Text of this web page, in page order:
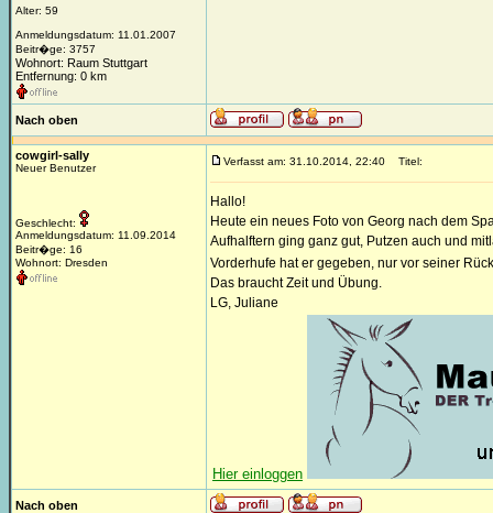
Alter: 59
Anmeldungsdatum: 11.01.2007
Beitr�ge: 3757
Wohnort: Raum Stuttgart
Entfernung: 0 km
Nach oben
cowgirl-sally
Neuer Benutzer
Geschlecht:
Anmeldungsdatum: 11.09.2014
Beitr�ge: 16
Wohnort: Dresden
Verfasst am: 31.10.2014, 22:40 Titel:
Hallo!
Heute ein neues Foto von Georg nach dem
Aufhalftern ging ganz gut, Putzen auch und
Vorderhufe hat er gegeben, nur vor seiner
Das braucht Zeit und Übung.
LG, Juliane
Hier einloggen
Nach oben